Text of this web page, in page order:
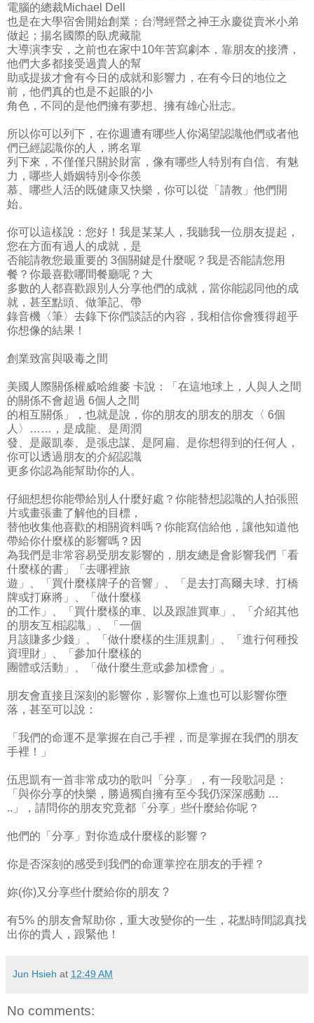
電腦的總裁Michael Dell
也是在大學宿舍開始創業；台灣經營之神王永慶從賣米小弟
做起；揚名國際的臥虎藏龍
大導演李安，之前也在家中10年苦寫劇本，靠朋友的接濟，
他們大多都接受過貴人的幫
助或提拔才會有今日的成就和影響力，在有今日的地位之
前，他們真的也是不起眼的小
角色，不同的是他們擁有夢想、擁有雄心壯志。
所以你可以列下，在你週遭有哪些人你渴望認識他們或者他
們已經認識你的人，將名單
列下來，不僅僅只關於財富，像有哪些人特別有自信、有魅
力，哪些人婚姻特別令你羨
慕、哪些人活的既健康又快樂，你可以從「請教」他們開
始。
你可以這樣說：您好！我是某某人，我聽我一位朋友提起，
您在方面有過人的成就，是
否能請教您最重要的 3個關鍵是什麼呢？我是否能請您用
餐？你最喜歡哪間餐廳呢？大
多數的人都喜歡跟別人分享他們的成就，當你能認同他的成
就，甚至點頭、做筆記、帶
錄音機〈筆〉去錄下你們談話的內容，我相信你會獲得超乎
你想像的結果！
創業致富與吸毒之間
美國人際關係權威哈維麥 卡說：「在這地球上，人與人之間
的關係不會超過 6個人之間
的相互關係」，也就是說，你的朋友的朋友的朋友〈 6個
人〉……，是成龍、是周潤
發、是嚴凱泰、是張忠謀、是阿扁、是你想得到的任何人，
你可以透過朋友的介紹認識
更多你認為能幫助你的人。
仔細想想你能帶給別人什麼好處？你能替想認識的人拍張照
片或畫張畫了解他的目標，
替他收集他喜歡的相關資料嗎？你能寫信給他，讓他知道他
帶給你什麼樣的影響嗎？因
為我們是非常容易受朋友影響的，朋友總是會影響我們「看
什麼樣的書」「去哪裡旅
遊」、「買什麼樣牌子的音響」、「是去打高爾夫球、打橋
牌或打麻將」、「做什麼樣
的工作」、「買什麼樣的車、以及跟誰買車」、「介紹其他
的朋友互相認識」、「一個
月該賺多少錢」、「做什麼樣的生涯規劃」、「進行何種投
資理財」、「參加什麼樣的
團體或活動」、「做什麼生意或參加標會」。
朋友會直接且深刻的影響你，影響你上進也可以影響你墮
落，甚至可以說：
「我們的命運不是掌握在自己手裡，而是掌握在我們的朋友
手裡！」
伍思凱有一首非常成功的歌叫「分享」，有一段歌詞是：
「與你分享的快樂，勝過獨自擁有至今我仍深深感動 …
..」，請問你的朋友究竟都「分享」些什麼給你呢？
他們的「分享」對你造成什麼樣的影響？
你是否深刻的感受到我們的命運掌控在朋友的手裡？
妳(你)又分享些什麼給你的朋友 ?
有5% 的朋友會幫助你，重大改變你的一生，花點時間認真找
出你的貴人，跟緊他！
Jun Hsieh at 12:49 AM
No comments: